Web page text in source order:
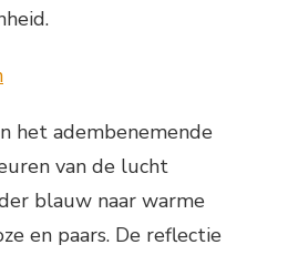
het adembenemende
van de lucht
blauw naar warme
en paars. De reflectie